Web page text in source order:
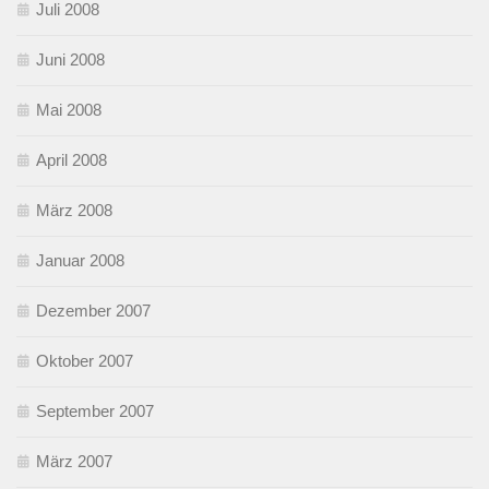
Juli 2008
Juni 2008
Mai 2008
April 2008
März 2008
Januar 2008
Dezember 2007
Oktober 2007
September 2007
März 2007